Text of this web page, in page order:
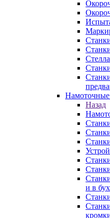
Намоточные
Назад
и в